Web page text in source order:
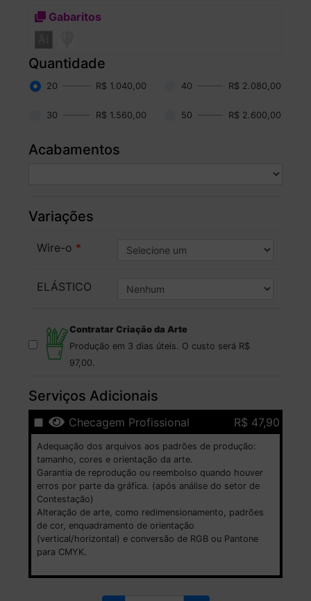
Gabaritos
Quantidade
20 R$ 1.040,00 40 R$ 2.080,00
30 R$ 1.560,00 50 R$ 2.600,00
Acabamentos
Variações
Wire-o
ELÁSTICO
Contratar Criação da Arte
Produção em 3 dias úteis. O custo será R$
97,00.
Serviços Adicionais
Checagem Profissional R$ 47,90
Adequação dos arquivos aos padrões de produção:
tamanho, cores e orientação da arte.
Garantia de reprodução ou reembolso quando houver
erros por parte da gráfica. (após análise do setor de
Contestação)
Alteração de arte, como redimensionamento, padrões
de cor, enquadramento de orientação
(vertical/horizontal) e conversão de RGB ou Pantone
para CMYK.